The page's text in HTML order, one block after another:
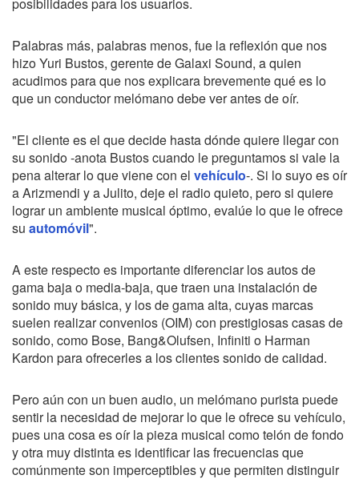
Palabras más, palabras menos, fue la reflexión que nos
hizo Yuri Bustos, gerente de Galaxi Sound, a quien
acudimos para que nos explicara brevemente qué es lo
que un conductor melómano debe ver antes de oír.
"El cliente es el que decide hasta dónde quiere llegar con
su sonido -anota Bustos cuando le preguntamos si vale la
pena alterar lo que viene con el vehículo-. Si lo suyo es oír
a Arizmendi y a Julito, deje el radio quieto, pero si quiere
lograr un ambiente musical óptimo, evalúe lo que le ofrece
su automóvil".
A este respecto es importante diferenciar los autos de
gama baja o media-baja, que traen una instalación de
sonido muy básica, y los de gama alta, cuyas marcas
suelen realizar convenios (OIM) con prestigiosas casas de
sonido, como Bose, Bang&Olufsen, Infiniti o Harman
Kardon para ofrecerles a los clientes sonido de calidad.
Pero aún con un buen audio, un melómano purista puede
sentir la necesidad de mejorar lo que le ofrece su vehículo,
pues una cosa es oír la pieza musical como telón de fondo
y otra muy distinta es identificar las frecuencias que
comúnmente son imperceptibles y que permiten distinguir